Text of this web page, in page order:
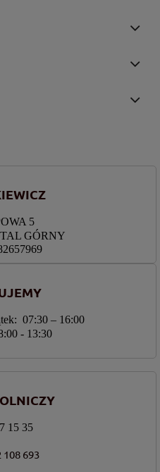
5
GÓRNY
07:30 – 16:00
- 13:30
15 35
108 693